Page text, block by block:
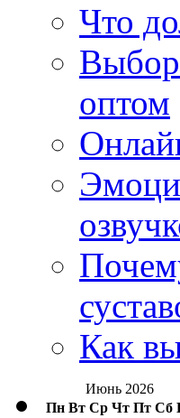
Что
Выбор
оптом
Как
Июнь 2026
Пн Вт Ср Чт Пт Сб